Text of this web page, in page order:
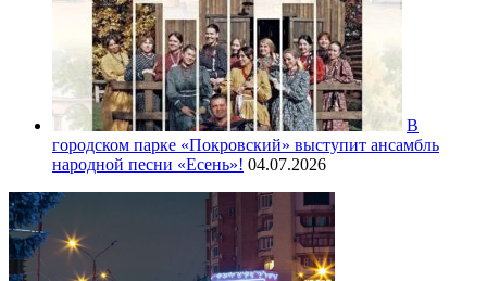
В
городском парке «Покровский» выступит ансамбль
народной песни «Есень»! 04.07.2026